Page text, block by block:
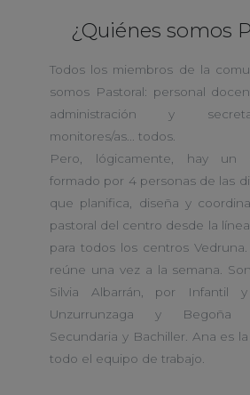
¿Quiénes somos
Todos los miembros de la
somos Pastoral: personal
administración y
monitores/as... todos.
Pero, lógicamente, hay un
formado por 4 personas de las
que planifica, diseña y
pastoral del centro desde la
para todos los centros
reúne una vez a la semana.
Silvia Albarrán, por Infantil
Unzurrunzaga y Begoña
Secundaria y Bachiller. Ana es
todo el equipo de trabajo.